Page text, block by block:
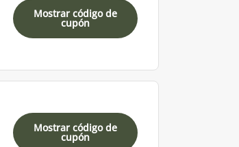
Mostrar código de
cupón
Mostrar código de
cupón